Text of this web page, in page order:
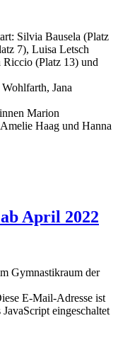
Silvia Bausela (Platz
7), Luisa Letsch
(Platz 13) und
Jana
Marion
Haag und Hanna
April 2022
der
E-Mail-Adresse ist
eingeschaltet